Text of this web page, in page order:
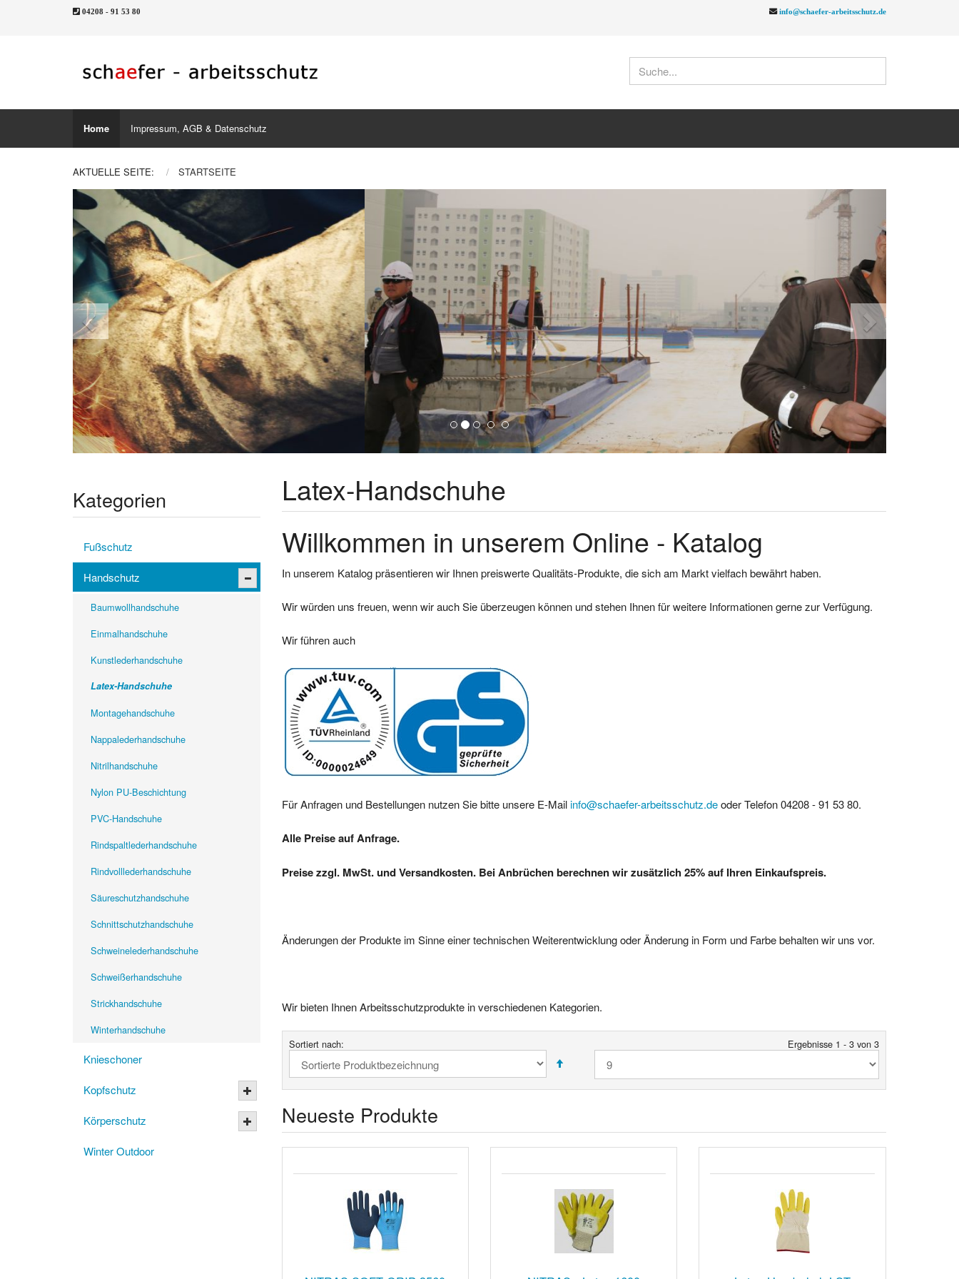
04208 - 91 53 80 info@schaefer-arbeitsschutz.de
Home Impressum, AGB & Datenschutz
AKTUELLE SEITE: STARTSEITE
Previous Next
Latex-Handschuhe
Willkommen in unserem Online - Katalog
In unserem Katalog präsentieren wir Ihnen preiswerte Qualitäts-Produkte, die sich am Markt vielfach bewährt haben.
Wir würden uns freuen, wenn wir auch Sie überzeugen können und stehen Ihnen für weitere Informationen gerne zur Verfügung.
Wir führen auch
Für Anfragen und Bestellungen nutzen Sie bitte unsere E-Mailinfo@schaefer-arbeitsschutz.deoder Telefon 04208 - 91 53 80.
Alle Preise auf Anfrage.
Preise zzgl. MwSt. und Versandkosten. Bei Anbrüchen berechnen wir zusätzlich 25% auf Ihren Einkaufspreis.
Änderungen der Produkte im Sinne einer technischen Weiterentwicklung oder Änderung in Form und Farbe behalten wir uns vor.
Wir bieten Ihnen Arbeitsschutzprodukte in verschiedenen Kategorien.
Sortiert nach: Ergebnisse 1 - 3 von 3
Neueste Produkte
Kategorien
Fußschutz
Handschutz
Baumwollhandschuhe
Einmalhandschuhe
Kunstlederhandschuhe
Latex-Handschuhe
Montagehandschuhe
Nappalederhandschuhe
Nitrilhandschuhe
Nylon PU-Beschichtung
PVC-Handschuhe
Rindspaltlederhandschuhe
Rindvolllederhandschuhe
Säureschutzhandschuhe
Schnittschutzhandschuhe
Schweinelederhandschuhe
Schweißerhandschuhe
Strickhandschuhe
Winterhandschuhe
Knieschoner
Kopfschutz
Körperschutz
Winter Outdoor